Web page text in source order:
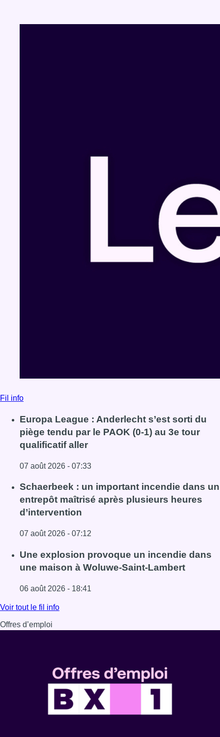
Fil info
Europa League : Anderlecht s’est sorti du
piège tendu par le PAOK (0-1) au 3e tour
qualificatif aller
07 août 2026 - 07:33
Lire l'article Europa League : Anderlecht s’est sorti du
Schaerbeek : un important incendie dans un
entrepôt maîtrisé après plusieurs heures
d’intervention
07 août 2026 - 07:12
Lire l'article Schaerbeek : un important incendie dans un
Une explosion provoque un incendie dans
une maison à Woluwe-Saint-Lambert
06 août 2026 - 18:41
Lire l'article Une explosion provoque un incendie dans
Voir tout le fil info
Offres d’emploi